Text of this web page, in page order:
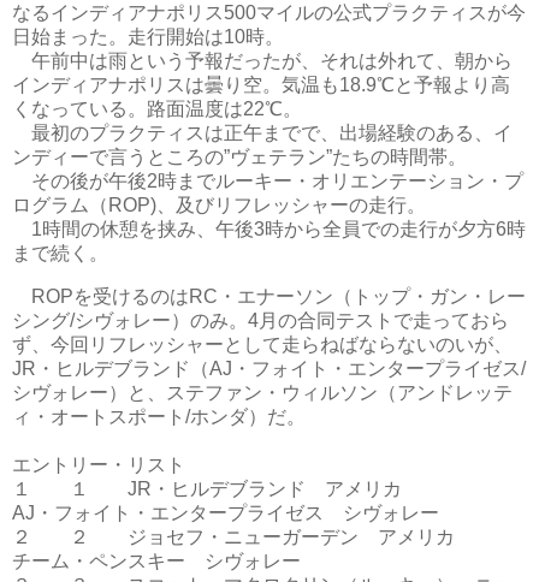
なるインディアナポリス500マイルの公式プラクティスが今
日始まった。走行開始は10時。
午前中は雨という予報だったが、それは外れて、朝から
インディアナポリスは曇り空。気温も18.9℃と予報より高
くなっている。路面温度は22℃。
最初のプラクティスは正午までで、出場経験のある、イ
ンディーで言うところの”ヴェテラン”たちの時間帯。
その後が午後2時までルーキー・オリエンテーション・プ
ログラム（ROP)、及びリフレッシャーの走行。
1時間の休憩を挟み、午後3時から全員での走行が夕方6時
まで続く。
ROPを受けるのはRC・エナーソン（トップ・ガン・レー
シング/シヴォレー）のみ。4月の合同テストで走っておら
ず、今回リフレッシャーとして走らねばならないのいが、
JR・ヒルデブランド（AJ・フォイト・エンタープライゼス/
シヴォレー）と、ステファン・ウィルソン（アンドレッテ
ィ・オートスポート/ホンダ）だ。
エントリー・リスト
１ １ JR・ヒルデブランド アメリカ
AJ・フォイト・エンタープライゼス シヴォレー
２ ２ ジョセフ・ニューガーデン アメリカ
チーム・ペンスキー シヴォレー